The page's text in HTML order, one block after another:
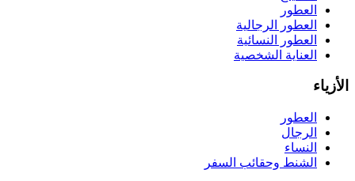
العطور
العطور الرجالية
العطور النسائية
العناية الشخصية
الأزياء
العطور
الرجال
النساء
الشنط وحقائب السفر